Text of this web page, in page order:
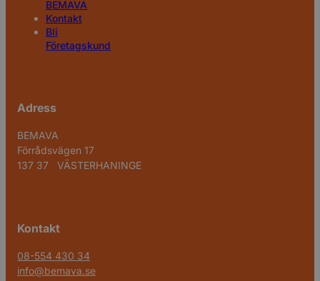
BEMAVA
Kontakt
Bli
Företagskund
Adress
BEMAVA
Förrådsvägen 17
137 37 VÄSTERHANINGE
Kontakt
08-554 430 34
info@bemava.se